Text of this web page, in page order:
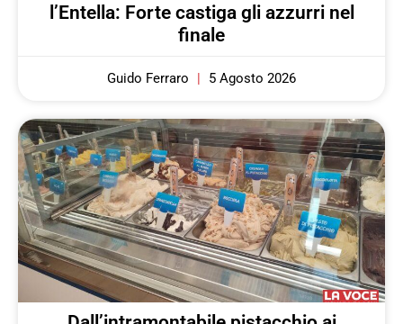
l’Entella: Forte castiga gli azzurri nel
finale
Guido Ferraro 5 Agosto 2026